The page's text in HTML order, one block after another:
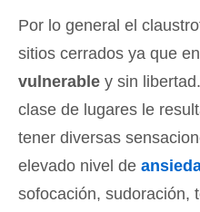
Por lo general el
sitios cerrados ya que
vulnerable y sin
clase de lugares le
tener diversas
elevado nivel de
sofocación, sudoración,